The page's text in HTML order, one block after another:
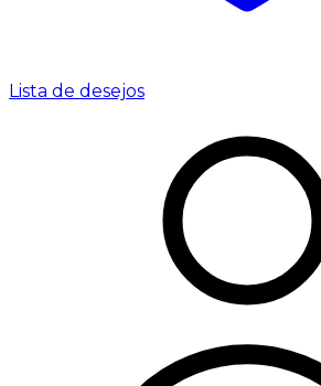
Lista de desejos